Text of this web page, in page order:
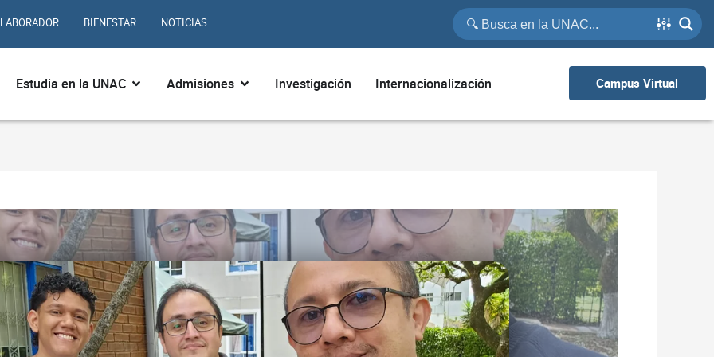
BIENESTAR NOTICIAS
¿Quiénes somos?
Estudia en la UNAC Abrir Estudia en la UNAC
Admisiones Abrir Admisiones
Investigación Internacionalización Campus Virtual